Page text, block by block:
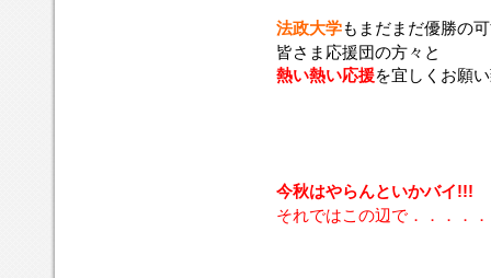
法政大学もまだまだ優勝の
皆さま応援団の方々と
熱い熱い応援を宜しくお願
今秋はやらんといかバイ!!!
それではこの辺で．．．．